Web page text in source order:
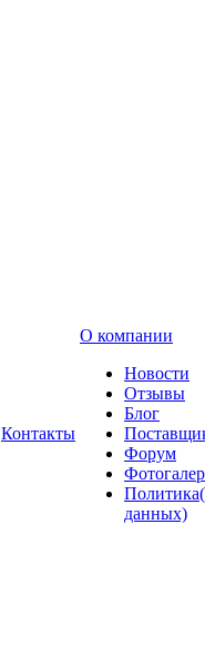
Контакты
О компании
Новости
Отзывы
Блог
Форум
данных)